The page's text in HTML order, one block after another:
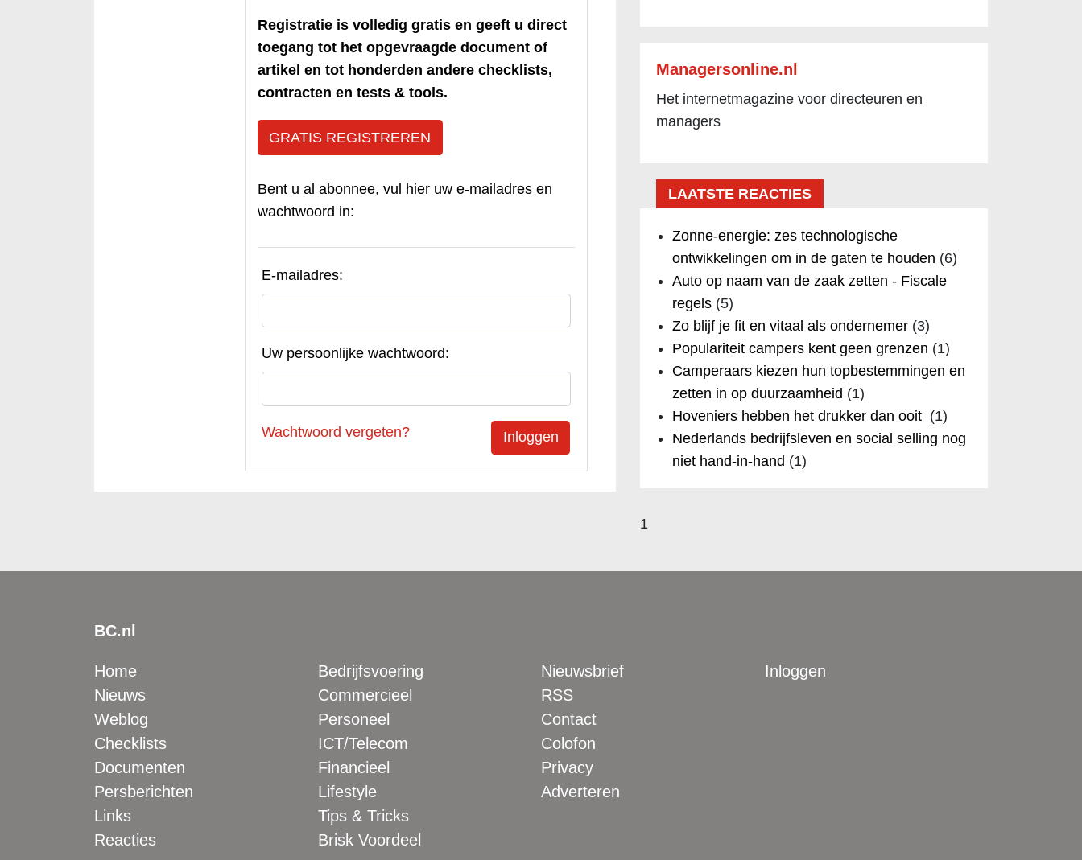
Registratie is volledig gratis en geeft u direct
toegang tot het opgevraagde document of
artikel en tot honderden andere checklists,
contracten en tests & tools.
GRATIS REGISTREREN
Bent u al abonnee, vul hier uw e-mailadres en
wachtwoord in:
E-mailadres:
Uw persoonlijke wachtwoord:
Wachtwoord vergeten?
Managersonline.nl
Het internetmagazine voor directeuren en
managers
LAATSTE REACTIES
Zonne-energie: zes technologische
ontwikkelingen om in de gaten te houden (6)
Auto op naam van de zaak zetten - Fiscale
regels(5)
Zo blijf je fit en vitaal als ondernemer(3)
Populariteit campers kent geen grenzen (1)
Camperaars kiezen hun topbestemmingen en
zetten in op duurzaamheid (1)
Hoveniers hebben het drukker dan ooit (1)
Nederlands bedrijfsleven en social selling nog
niet hand-in-hand (1)
1
BC.nl
Home
Nieuws
Weblog
Checklists
Documenten
Persberichten
Links
Reacties
Bedrijfsvoering
Commercieel
Personeel
ICT/Telecom
Financieel
Lifestyle
Tips & Tricks
Brisk Voordeel
Nieuwsbrief
RSS
Contact
Colofon
Privacy
Adverteren
Inloggen